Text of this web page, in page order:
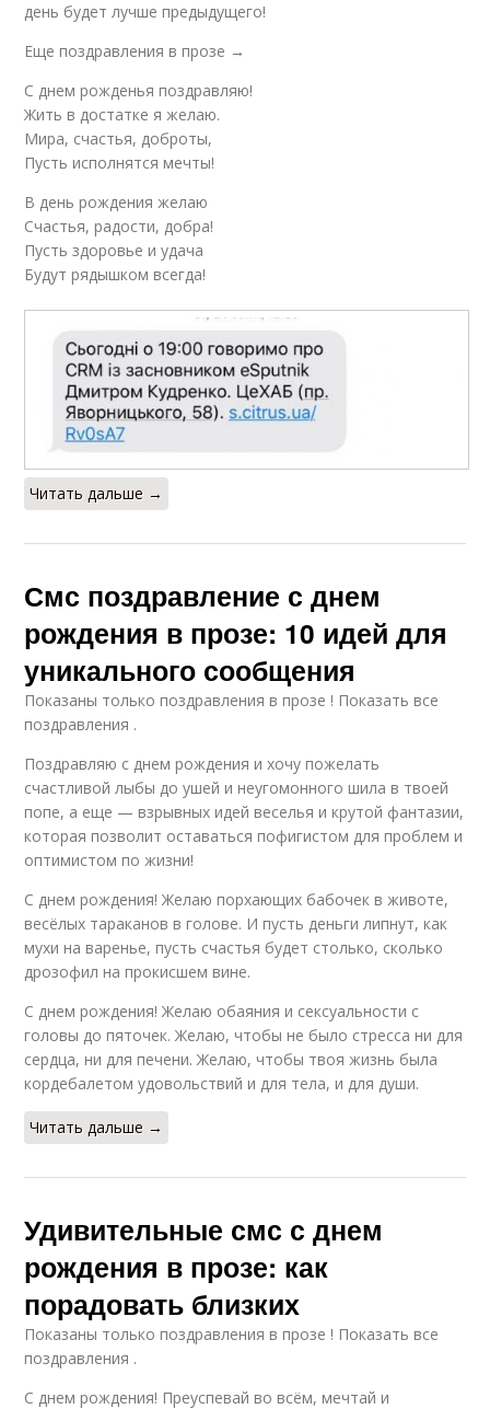
день будет лучше предыдущего!
Еще поздравления в прозе →
С днем рожденья поздравляю!
Жить в достатке я желаю.
Мира, счастья, доброты,
Пусть исполнятся мечты!
В день рождения желаю
Счастья, радости, добра!
Пусть здоровье и удача
Будут рядышком всегда!
Читать дальше →
Смс поздравление с днем
рождения в прозе: 10 идей для
уникального сообщения
Показаны только поздравления в прозе ! Показать все
поздравления .
Поздравляю с днем рождения и хочу пожелать
счастливой лыбы до ушей и неугомонного шила в твоей
попе, а еще — взрывных идей веселья и крутой фантазии,
которая позволит оставаться пофигистом для проблем и
оптимистом по жизни!
С днем рождения! Желаю порхающих бабочек в животе,
весёлых тараканов в голове. И пусть деньги липнут, как
мухи на варенье, пусть счастья будет столько, сколько
дрозофил на прокисшем вине.
С днем рождения! Желаю обаяния и сексуальности с
головы до пяточек. Желаю, чтобы не было стресса ни для
сердца, ни для печени. Желаю, чтобы твоя жизнь была
кордебалетом удовольствий и для тела, и для души.
Читать дальше →
Удивительные смс с днем
рождения в прозе: как
порадовать близких
Показаны только поздравления в прозе ! Показать все
поздравления .
С днем рождения! Преуспевай во всём, мечтай и